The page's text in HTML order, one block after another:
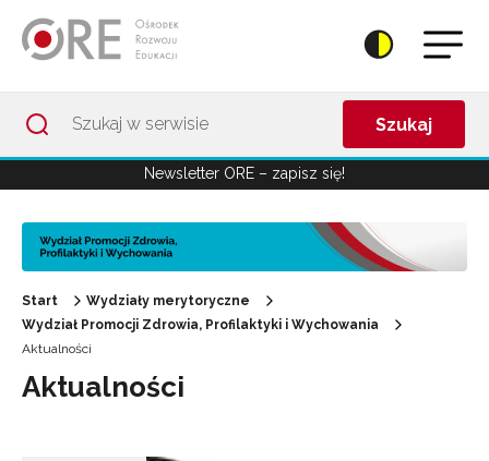
Szukaj
Newsletter ORE – zapisz się!
Start
Wydziały merytoryczne
Wydział Promocji Zdrowia, Profilaktyki i Wychowania
Aktualności
Aktualności